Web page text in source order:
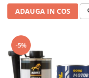
ADAUGA IN COS
-5%